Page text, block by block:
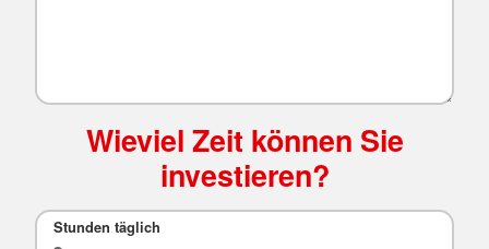
Wieviel Zeit können Sie
investieren?
Stunden täglich